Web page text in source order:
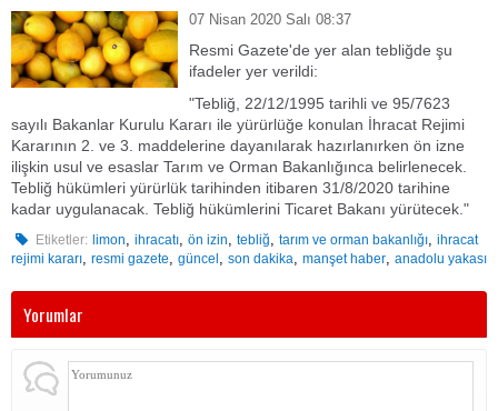
07 Nisan 2020 Salı 08:37
Resmi Gazete'de yer alan tebliğde şu
ifadeler yer verildi:
"Tebliğ, 22/12/1995 tarihli ve 95/7623
sayılı Bakanlar Kurulu Kararı ile yürürlüğe konulan İhracat Rejimi
Kararının 2. ve 3. maddelerine dayanılarak hazırlanırken ön izne
ilişkin usul ve esaslar Tarım ve Orman Bakanlığınca belirlenecek.
Tebliğ hükümleri yürürlük tarihinden itibaren 31/8/2020 tarihine
kadar uygulanacak. Tebliğ hükümlerini Ticaret Bakanı yürütecek."
Etiketler: limon,ihracatı,ön izin,tebliğ,tarım ve orman bakanlığı,ihracat
rejimi kararı, resmi gazete, güncel , son dakika, manşet haber, anadolu yakası
Yorumlar